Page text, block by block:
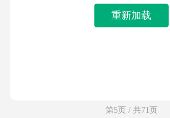
重新加载
第5页 / 共71页